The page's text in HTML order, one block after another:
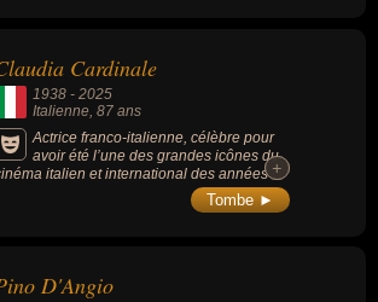
Cardinale
1938 - 2025
Italienne , 87 ans
Actrice franco-italienne, célèbre pour
avoir été l’une des grandes icônes du
italien et international des années
1960 et 1970 en jouant dans des chefs-
d’œuvre comme "Le Guépard", "8½" et "Il
+
+
Tombe ►
D'Angio